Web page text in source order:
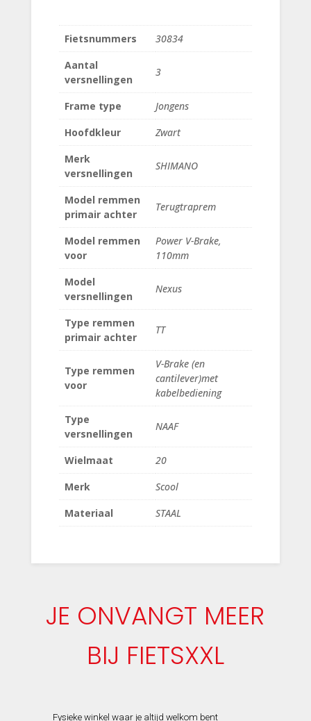
Fietsnummers
30834
Aantal
versnellingen
3
Frame type
Jongens
Hoofdkleur
Zwart
Merk
versnellingen
SHIMANO
Model remmen
primair achter
Terugtraprem
Model remmen
voor
Power V-Brake,
110mm
Model
versnellingen
Nexus
Type remmen
primair achter
TT
Type remmen
voor
V-Brake (en
cantilever)met
kabelbediening
Type
versnellingen
NAAF
Wielmaat
20
Merk
Scool
Materiaal
STAAL
JE ONVANGT MEER
BIJ FIETSXXL
Fysieke winkel waar je altijd welkom bent